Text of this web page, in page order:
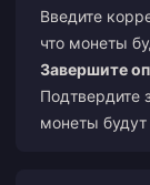
Введите
что монеты
Завершите
Подтвердите
монеты